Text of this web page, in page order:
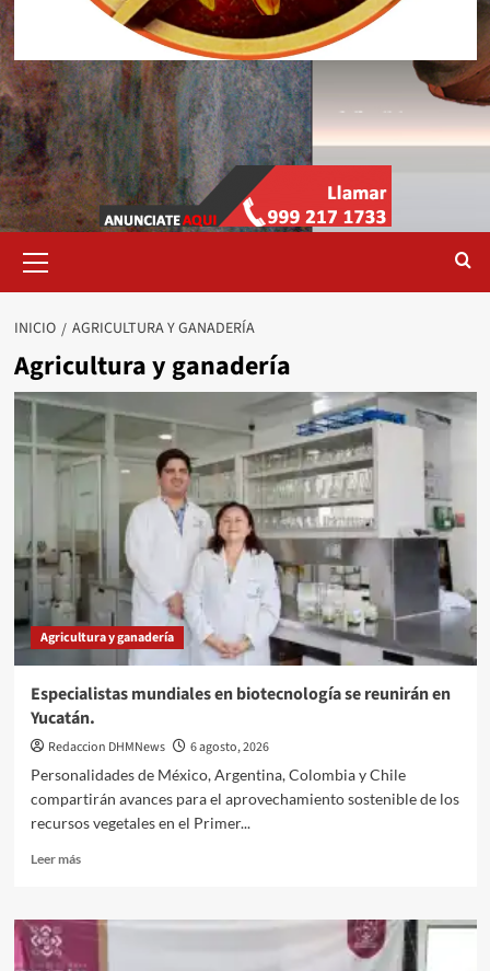
primario
INICIO AGRICULTURA Y GANADERÍA
Agricultura y ganadería
Agricultura y ganadería
Especialistas mundiales en biotecnología se reunirán en
Yucatán.
Redaccion DHMNews
6 agosto, 2026
Personalidades de México, Argentina, Colombia y Chile
compartirán avances para el aprovechamiento sostenible de los
recursos vegetales en el Primer...
Leer másLeer
Especialistas